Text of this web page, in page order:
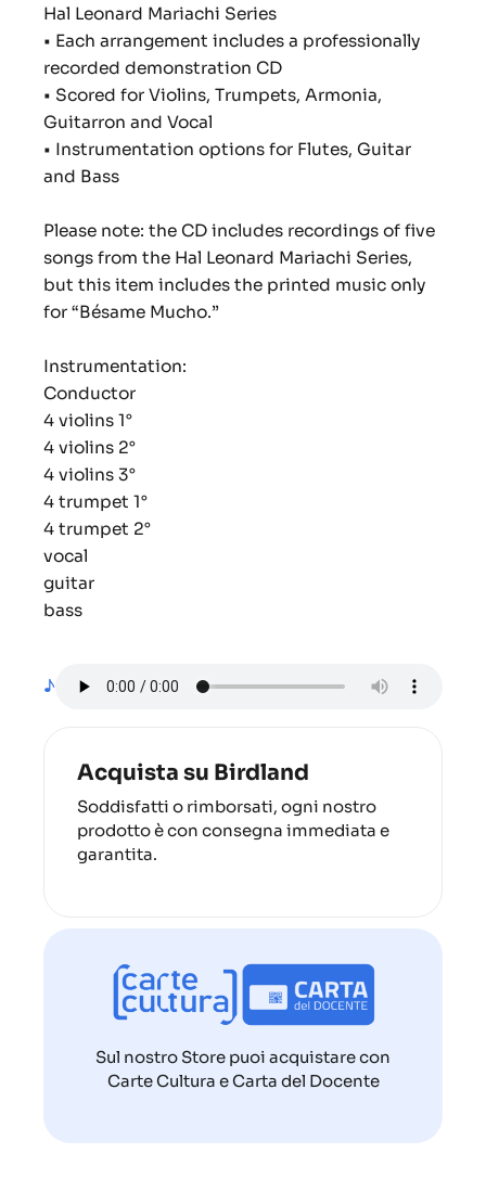
Hal Leonard Mariachi Series
• Each arrangement includes a professionally
recorded demonstration CD
• Scored for Violins, Trumpets, Armonia,
Guitarron and Vocal
• Instrumentation options for Flutes, Guitar
and Bass
Please note: the CD includes recordings of five
songs from the Hal Leonard Mariachi Series,
but this item includes the printed music only
for “Bésame Mucho.”
Instrumentation:
Conductor
4 violins 1°
4 violins 2°
4 violins 3°
4 trumpet 1°
4 trumpet 2°
vocal
guitar
bass
♪
Acquista su Birdland
Soddisfatti o rimborsati, ogni nostro
prodotto è con consegna immediata e
garantita.
Sul nostro Store puoi acquistare con
Carte Cultura e Carta del Docente